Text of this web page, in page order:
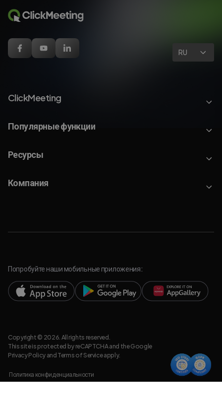
RU
ClickMeeting
Популярные функции
Ресурсы
Компания
Попробуйте наши мобильные приложения:
Copyright © 2026. All rights reserved.
This site is protected by reCAPTCHA and the Google
Privacy Policyand Terms of Serviceapply.
Политика конфиденциальности